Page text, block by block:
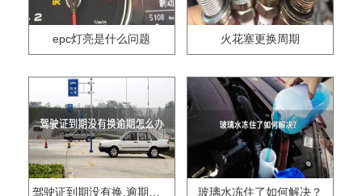
epc灯亮是什么问题 火花塞更换周期
玻璃水冻住了如何解决？